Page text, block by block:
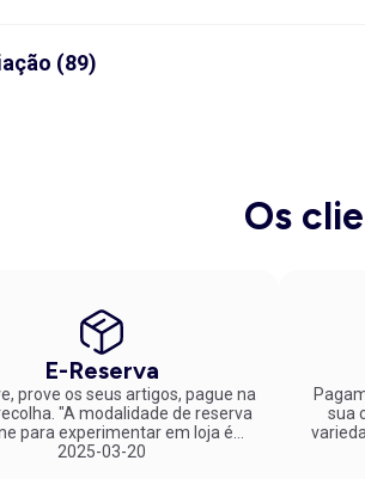
(89)
Os
E-Reserva
prove os seus artigos, pague na
de reserva
para experimentar em loja é
Parabéns pela inovação!"
2025-03-20
sua